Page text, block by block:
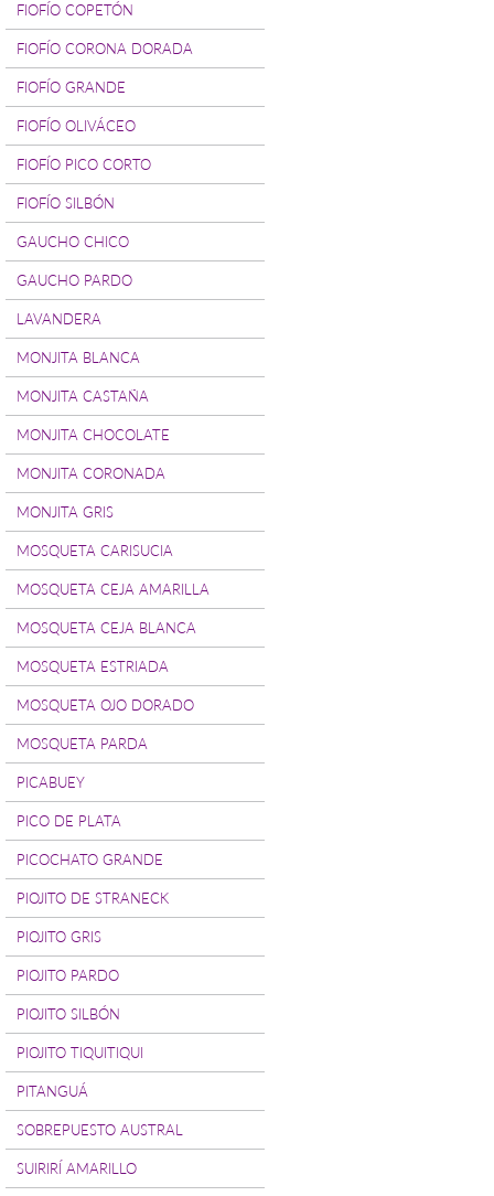
FIOFÍO COPETÓN
FIOFÍO CORONA DORADA
FIOFÍO GRANDE
FIOFÍO OLIVÁCEO
FIOFÍO PICO CORTO
FIOFÍO SILBÓN
GAUCHO CHICO
GAUCHO PARDO
LAVANDERA
MONJITA BLANCA
MONJITA CASTAÑA
MONJITA CHOCOLATE
MONJITA CORONADA
MONJITA GRIS
MOSQUETA CARISUCIA
MOSQUETA CEJA AMARILLA
MOSQUETA CEJA BLANCA
MOSQUETA ESTRIADA
MOSQUETA OJO DORADO
MOSQUETA PARDA
PICABUEY
PICO DE PLATA
PICOCHATO GRANDE
PIOJITO DE STRANECK
PIOJITO GRIS
PIOJITO PARDO
PIOJITO SILBÓN
PIOJITO TIQUITIQUI
PITANGUÁ
SOBREPUESTO AUSTRAL
SUIRIRÍ AMARILLO